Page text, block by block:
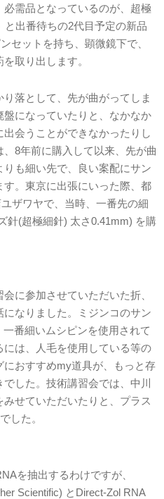
需品となっているのが、超極
出番待ちの2代目予定の新品
セットを持ち、顕微鏡下で、
取り出します。
落として、先が曲がってしま
になっていたりと、なかなか
会うことができなかったりし
8年前に購入して以来、先が曲
も細い先で、良い案配にサン
。東京に出張にいった際、都
ザワヤで、当時、一番先の細
針(超極細針) 太さ0.41mm) を購
に参加させていただいた折、
なりました。ミジンコのサン
番細いムシピンを使用されて
は、人毛を使用している等の
おすすめmy道具が、もっと存
した。技術講習会では、中川
せていただいたりと、プラス
した。
を抽出するわけですが、
Scientific) とDirect-Zol RNA